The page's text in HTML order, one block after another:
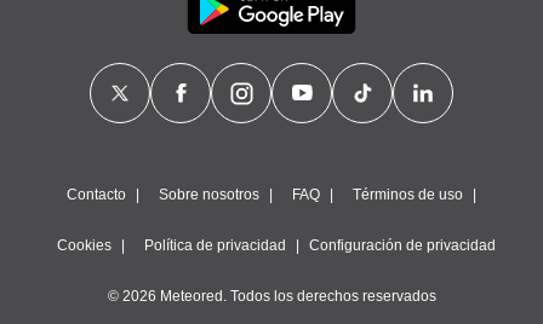
Contacto Sobre nosotros FAQ Términos de uso
Cookies Política de privacidad Configuración de privacidad
© 2026 Meteored. Todos los derechos reservados